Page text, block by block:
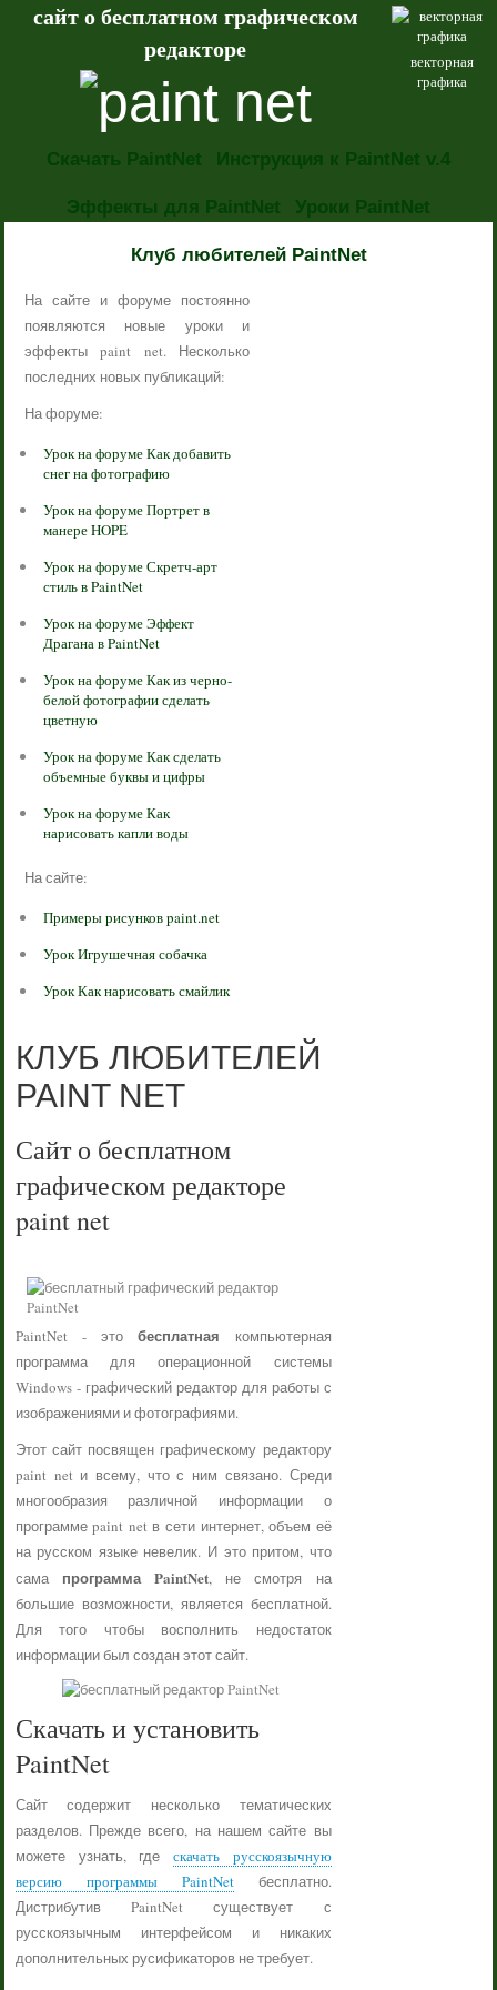
векторная
графика
сайт о бесплатном графическом
редакторе
Скачать PaintNet Инструкция к PaintNet v.4
Эффекты для PaintNet Уроки PaintNet
Клуб любителей PaintNet
На сайте и форуме постоянно
появляются новые уроки и
эффекты paint net. Несколько
последних новых публикаций:
На форуме:
Урок на форуме Как добавить
снег на фотографию
Урок на форуме Портрет в
манере HOPE
Урок на форуме Скретч-арт
стиль в PaintNet
Урок на форуме Эффект
Драгана в PaintNet
Урок на форуме Как из черно-
белой фотографии сделать
цветную
Урок на форуме Как сделать
объемные буквы и цифры
Урок на форуме Как
нарисовать капли воды
На сайте:
Примеры рисунков paint.net
Урок Игрушечная собачка
Урок Как нарисовать смайлик
КЛУБ ЛЮБИТЕЛЕЙ
PAINT NET
Сайт о бесплатном
графическом редакторе
paint net
PaintNet - этобесплатная компьютерная
программа для операционной системы
Windows - графический редактор для работы с
изображениями и фотографиями.
Этот сайт посвящен графическому редактору
paint net и всему, что с ним связано. Среди
многообразия различной информации о
программе paint net в сети интернет, объем её
на русском языке невелик. И это притом, что
сама программа PaintNet, не смотря на
большие возможности, является бесплатной.
Для того чтобы восполнить недостаток
информации был создан этот сайт.
Скачать и установить
PaintNet
Сайт содержит несколько тематических
разделов. Прежде всего, на нашем сайте вы
можете узнать, где скачать русскоязычную
версию программы PaintNetбесплатно.
Дистрибутив PaintNet существует с
русскоязычным интерфейсом и никаких
дополнительных русификаторов не требует.